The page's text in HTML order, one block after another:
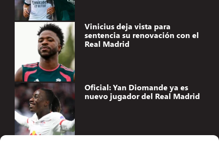
Vinicius deja vista para
sentencia su renovación con el
Real Madrid
Oficial: Yan Diomande ya es
nuevo jugador del Real Madrid